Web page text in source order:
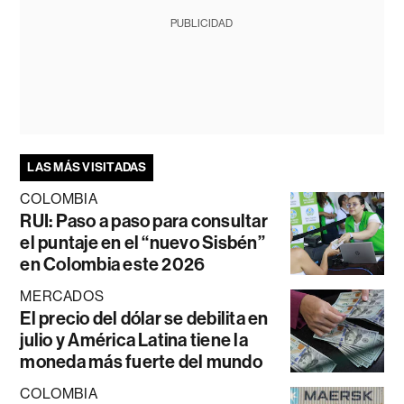
PUBLICIDAD
LAS MÁS VISITADAS
COLOMBIA
RUI: Paso a paso para consultar
el puntaje en el “nuevo Sisbén”
en Colombia este 2026
MERCADOS
El precio del dólar se debilita en
julio y América Latina tiene la
moneda más fuerte del mundo
COLOMBIA